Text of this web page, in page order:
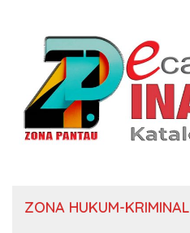
ZONA HUKUM-KRIMINAL